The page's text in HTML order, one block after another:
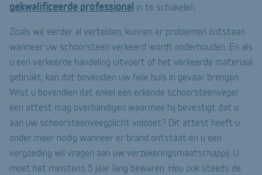
gekwalificeerde professional in te schakelen.
Zoals we eerder al vertelden, kunnen er problemen ontstaan
wanneer uw schoorsteen verkeerd wordt onderhouden. En als
u een verkeerde handeling uitvoert of het verkeerde materiaal
gebruikt, kan dat bovendien uw hele huis in gevaar brengen.
Wist u bovendien dat enkel een erkende schoorsteenveger
een attest mag overhandigen waarmee hij bevestigt dat u
aan uw schoorsteenveegplicht voldoet? Dit attest heeft u
onder meer nodig wanneer er brand ontstaat en u een
vergoeding wil vragen aan uw verzekeringsmaatschappij. U
moet het minstens 5 jaar lang bewaren. Hou ook steeds de